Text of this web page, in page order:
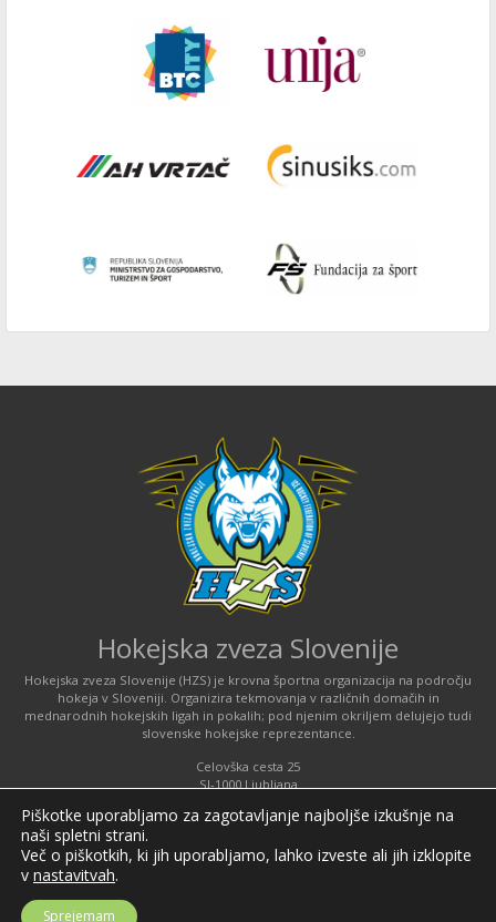
Hokejska zveza Slovenije
Hokejska zveza Slovenije (HZS) je krovna športna organizacija na področju
hokeja v Sloveniji. Organizira tekmovanja v različnih domačih in
mednarodnih hokejskih ligah in pokalih; pod njenim okriljem delujejo tudi
slovenske hokejske reprezentance.
Celovška cesta 25
SI-1000 Ljubljana
Tel: +386 51 270 500
Piškotke uporabljamo za zagotavljanje najboljše izkušnje na
naši spletni strani.
Več o piškotkih, ki jih uporabljamo, lahko izveste ali jih izklopite
v nastavitvah.
Sprejemam